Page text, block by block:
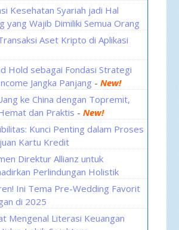
Kesehatan Syariah jadi Hal
yang Wajib Dimiliki Semua Orang
Aset Kripto di Aplikasi
Hold sebagai Fondasi Strategi
Jangka Panjang - New!
ke China dengan Topremit,
dan Praktis - New!
Kunci Penting dalam Proses
Kartu Kredit
Direktur Allianz untuk
Perlindungan Holistik
Ini Tema Pre-Wedding Favorit
di 2025
Mengenal Literasi Keuangan